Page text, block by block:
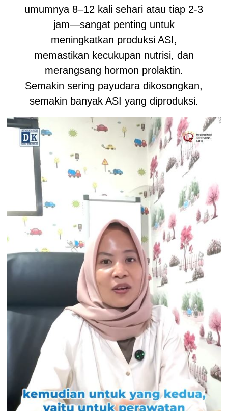
umumnya 8–12 kali sehari atau tiap 2-3
jam—sangat penting untuk
meningkatkan produksi ASI,
memastikan kecukupan nutrisi, dan
merangsang hormon prolaktin.
Semakin sering payudara dikosongkan,
semakin banyak ASI yang diproduksi.